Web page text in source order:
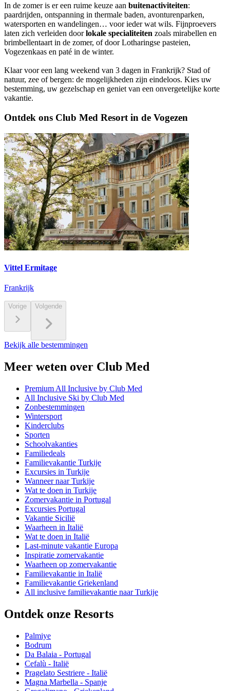
In de zomer is er een ruime keuze aan buitenactiviteiten:
paardrijden, ontspanning in thermale baden, avonturenparken,
watersporten en wandelingen… voor ieder wat wils. Fijnproevers
laten zich verleiden doorlokale specialiteiten zoals mirabellen en
brimbellentaart in de zomer, of door Lotharingse pasteien,
Vogezenkaas en paté in de winter.
Klaar voor een lang weekend van 3 dagen in Frankrijk? Stad of
natuur, zee of bergen: de mogelijkheden zijn eindeloos. Kies uw
bestemming, uw gezelschap en geniet van een onvergetelijke korte
vakantie.
Ontdek ons Club Med Resort in de Vogezen
Vittel Ermitage
Frankrijk
Vorige Volgende
Bekijk alle bestemmingen
Meer weten over Club Med
Premium All Inclusive by Club Med
All Inclusive Ski by Club Med
Zonbestemmingen
Wintersport
Kinderclubs
Sporten
Schoolvakanties
Familiedeals
Familievakantie Turkije
Excursies in Turkije
Wanneer naar Turkije
Wat te doen in Turkije
Zomervakantie in Portugal
Excursies Portugal
Vakantie Sicilië
Waarheen in Italië
Wat te doen in Italië
Last-minute vakantie Europa
Inspiratie zomervakantie
Waarheen op zomervakantie
Familievakantie in Italië
Familievakantie Griekenland
All inclusive familievakantie naar Turkije
Ontdek onze Resorts
Palmiye
Bodrum
Da Balaia - Portugal
Cefalù - Italië
Pragelato Sestriere - Italië
Magna Marbella - Spanje